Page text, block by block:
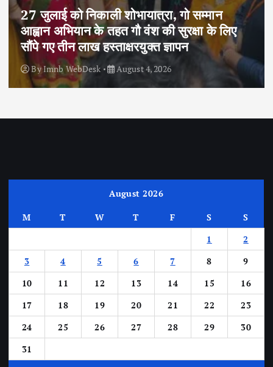
27 जुलाई को निकाली शोभायात्रा, गो सम्मान
आह्वान अभियान के तहत गौ वंश की सुरक्षा के लिए
सौंपे गए तीन लाख हस्ताक्षरयुक्त ज्ञापन
ByImnb WebDesk August 4, 2026
August 2026
M T W T F S
S
1
2
3
4 5 6 7 8
9
10
11 12 13 14 15
16
17
18 19 20 21 22
23
24
25 26 27 28 29
30
31